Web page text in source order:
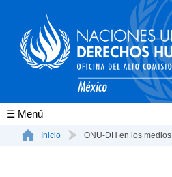
Conócenos
Inicio ONU-DH en los medios